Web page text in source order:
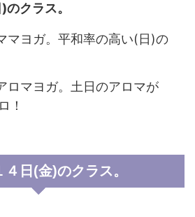
クラス。
マヨガ。平和率の高い(日)の
ロマヨガ。土日のアロマが
！
４日(金)のクラス。